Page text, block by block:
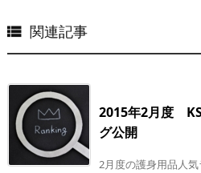
 関連記事
2015年2月度
グ公開
2月度の護身用品人気